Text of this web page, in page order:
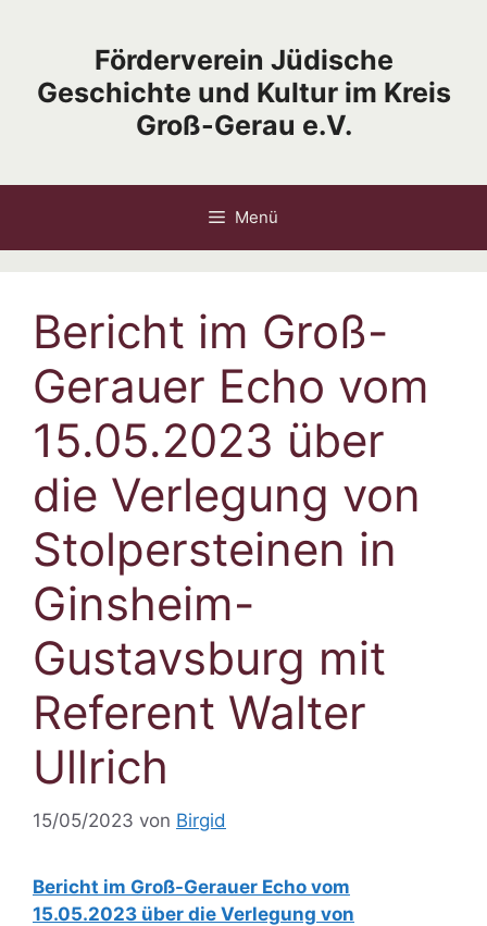
Förderverein Jüdische
Geschichte und Kultur im Kreis
Groß-Gerau e.V.
Menü
Bericht im Groß-
Gerauer Echo vom
15.05.2023 über
die Verlegung von
Stolpersteinen in
Ginsheim-
Gustavsburg mit
Referent Walter
Ullrich
15/05/2023 von Birgid
Bericht im Groß-Gerauer Echo vom
15.05.2023 über die Verlegung von